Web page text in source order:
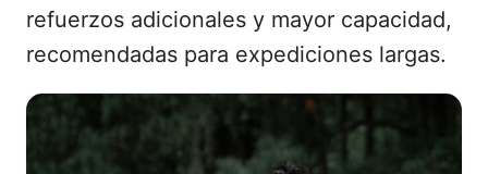
refuerzos adicionales y mayor capacidad,
recomendadas para expediciones largas.